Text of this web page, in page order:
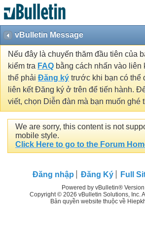
vBulletin Message
Nếu đây là chuyến thăm đầu tiên của
kiểm tra FAQ bằng cách nhấn vào liên
thể phải Đăng ký trước khi bạn có thể
liên kết Đăng ký ở trên để tiến hành.
viết, chọn Diễn đàn mà bạn muốn ghé
We are sorry, this content is not
mobile style.
Click Here to go to the Forum
Đăng nhập Đăng Ký Full
Powered by vBulletin®
Copyright © 2026 vBulletin Solutions, Inc.
Bản quyền website thuộc về